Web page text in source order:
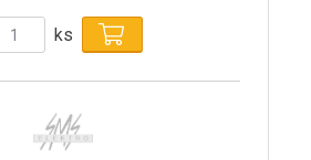
ks